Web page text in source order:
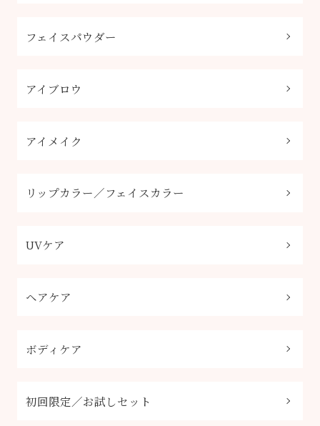
フェイスパウダー
アイブロウ
アイメイク
リップカラー／フェイスカラー
UVケア
ヘアケア
ボディケア
初回限定／お試しセット